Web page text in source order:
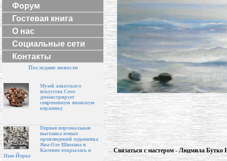
Форум
Гостевая книга
О нас
Социальные сети
Контакты
Последние новости
Музей азиатского
искусства Crow
демонстрирует
современную японскую
керамику
Первая персональная
выставка новых
произведений художника
Яна-Оле Шимана в
Касмине открылась в
Нью-Йорке
Связаться с мастером - Людмила Бутко